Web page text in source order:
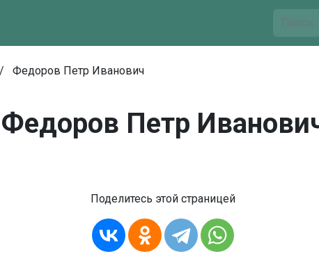
/ Федоров Петр Иванович
Федоров Петр
Поделитесь этой страницей